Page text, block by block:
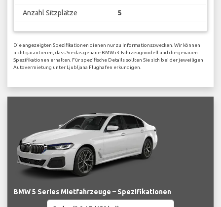
Anzahl Sitzplätze 5
Die angezeigten Spezifikationen dienen nur zu Informationszwecken. Wir können
nicht garantieren, dass Sie das genaue BMW i3-Fahrzeugmodell und die genauen
Spezifikationen erhalten. Für spezifische Details sollten Sie sich bei der jeweiligen
Autovermietung unter Ljubljana Flughafen erkundigen.
BMW 5 Series Mietfahrzeuge – Spezifikationen